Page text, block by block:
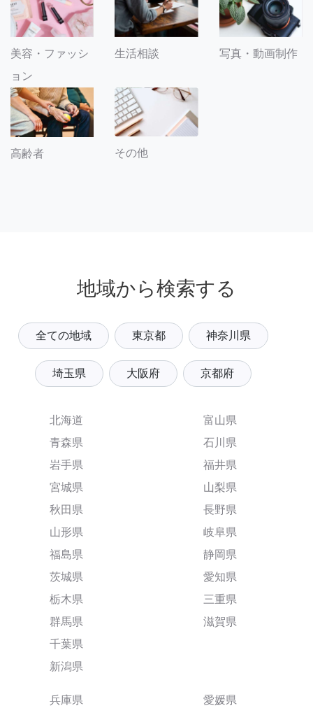
美容・ファッシ
ョン
生活相談 写真・動画制作
高齢者 その他
地域から検索する
全ての地域 東京都 神奈川県
埼玉県 大阪府 京都府
北海道
青森県
岩手県
宮城県
秋田県
山形県
福島県
茨城県
栃木県
群馬県
千葉県
新潟県
富山県
石川県
福井県
山梨県
長野県
岐阜県
静岡県
愛知県
三重県
滋賀県
兵庫県
愛媛県